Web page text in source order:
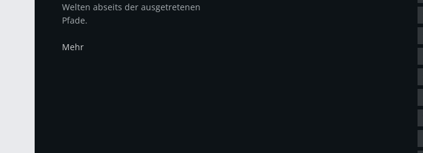
Welten abseits der ausgetretenen
Pfade.
Mehr